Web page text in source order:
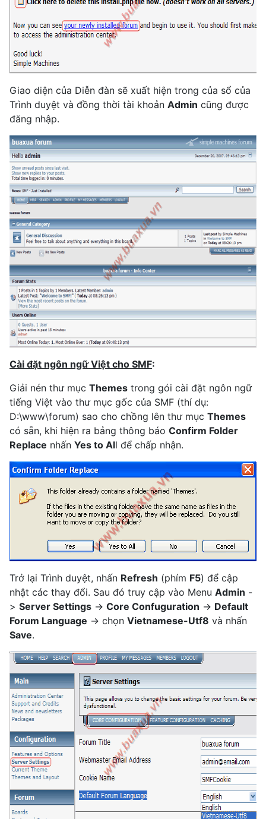
Giao diện của Diễn đàn sẽ xuất hiện trong của sổ của
Trình duyệt và đồng thời tài khoản Admin cũng được
đăng nhập.
Cài đặt ngôn ngữ Việt cho SMF:
Giải nén thư mục Themes trong gói cài đặt ngôn ngữ
tiếng Việt vào thư mục gốc của SMF (thí dụ:
D:\www\forum) sao cho chồng lên thư mục Themes
có sẵn, khi hiện ra bảng thông báo Confirm Folder
Replace nhấn Yes to All để chấp nhận.
Trở lại Trình duyệt, nhấn Refresh (phím F5) để cập
nhật các thay đổi. Sau đó truy cập vào Menu Admin -
> Server Settings -> Core Confuguration -> Default
Forum Language -> chọn Vietnamese-Utf8 và nhấn
Save.